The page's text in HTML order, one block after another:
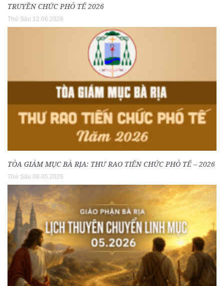
TRUYỀN CHỨC PHÓ TẾ 2026
Thứ Sáu 12.06.2026
TÒA GIÁM MỤC BÀ RỊA: THƯ RAO TIẾN CHỨC PHÓ TẾ – 2026
Thứ Sáu 08.05.2026